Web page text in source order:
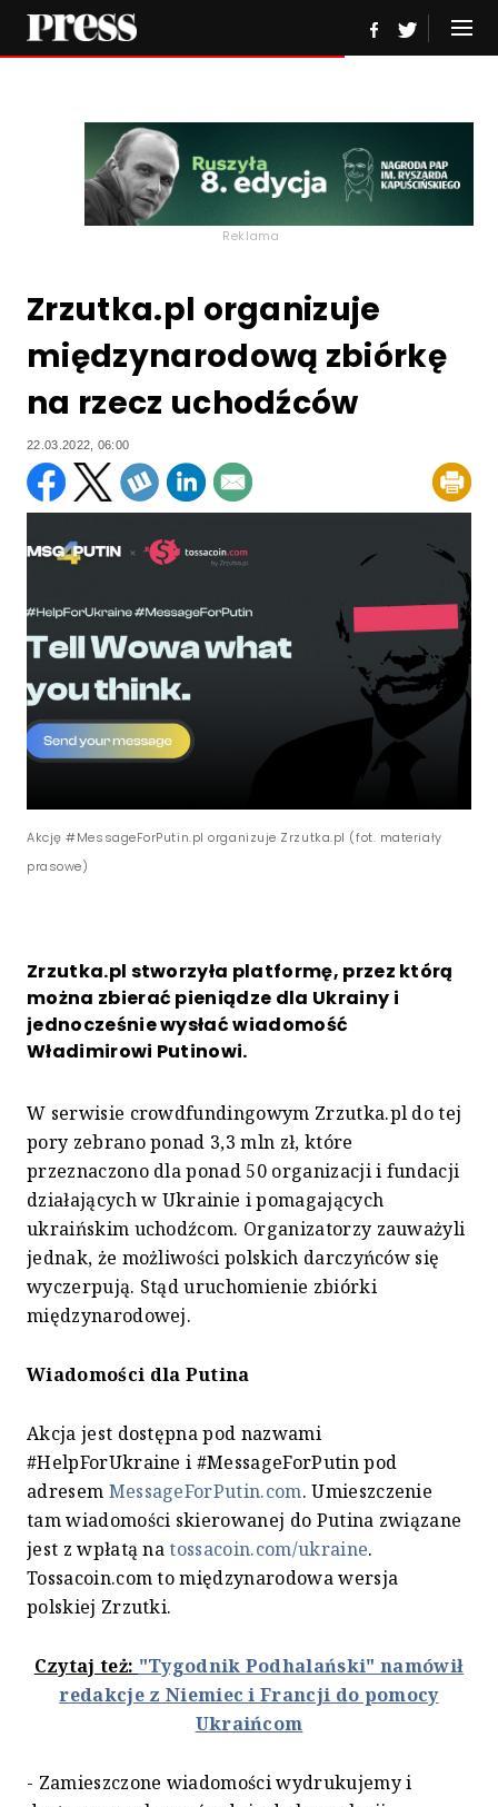
Reklama
Zrzutka.pl organizuje
międzynarodową zbiórkę
na rzecz uchodźców
22.03.2022, 06:00
Akcję #MessageForPutin.pl organizuje Zrzutka.pl (fot. materiały
prasowe)
Zrzutka.pl stworzyła platformę, przez którą
można zbierać pieniądze dla Ukrainy i
jednocześnie wysłać wiadomość
Władimirowi Putinowi.
W serwisie crowdfundingowym Zrzutka.pl do tej
pory zebrano ponad 3,3 mln zł, które
przeznaczono dla ponad 50 organizacji i fundacji
działających w Ukrainie i pomagających
ukraińskim uchodźcom. Organizatorzy zauważyli
jednak, że możliwości polskich darczyńców się
wyczerpują. Stąd uruchomienie zbiórki
międzynarodowej.
Wiadomości dla Putina
Akcja jest dostępna pod nazwami
#HelpForUkraine i #MessageForPutin pod
adresem MessageForPutin.com. Umieszczenie
tam wiadomości skierowanej do Putina związane
jest z wpłatą natossacoin.com/ukraine.
Tossacoin.com to międzynarodowa wersja
polskiej Zrzutki.
Czytaj też: "Tygodnik Podhalański" namówił
redakcje z Niemiec i Francji do pomocy
Ukraińcom
- Zamieszczone wiadomości wydrukujemy i